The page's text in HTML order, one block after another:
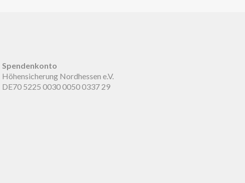
Spendenkonto
Höhensicherung Nordhessen e.V.
DE70 5225 0030 0050 0337 29